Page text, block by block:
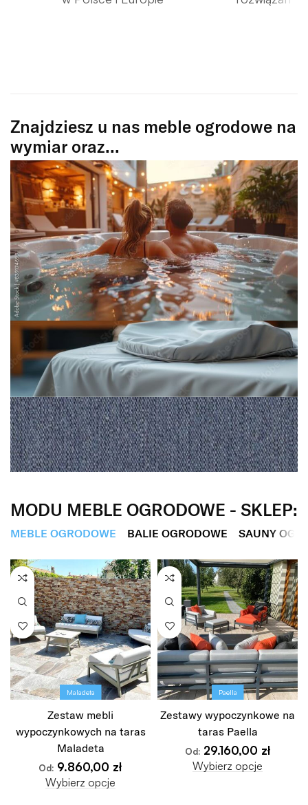
Znajdziesz u nas meble ogrodowe na
wymiar oraz...
Balie ogrodowe
Balie ogrodowe z hydromasażem,
dostępne w różnych stylach i
rozmiarach
ODKRYJ KOLEKCJE
Pokrowce ogrodowe
Skuteczna, profesjonalna ochrona
dla mebli ogrodowych
Tkaniny Premium
odpornena warunki atmosferyczne
MODU MEBLE OGRODOWE - SKLEP:
MEBLE OGRODOWE BALIE OGRODOWE SAUNY
Maladeta
Zestaw mebli
wypoczynkowych na taras
Maladeta
Od: 9.860,00 zł
Wybierz opcje
Paella
Zestawy wypoczynkowe na
taras Paella
Od: 29.160,00 zł
Wybierz opcje